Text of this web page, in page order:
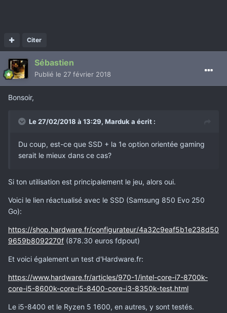
Citer
Sébastien
Publié le 27 février 2018
Bonsoir,
Le 27/02/2018 à 13:29, Marduka écrit :
Du coup, est-ce que SSD + la 1e option orientée gaming
serait le mieux dans ce cas?
Si ton utilisation est principalement le jeu, alors oui.
Voici le lien réactualisé avec le SSD (Samsung 850 Evo 250
Go):
https://shop.hardware.fr/configurateur/4a32c9eaf5b1e238d50
9659b8092270f (878.30 euros fdpout)
Et voici également un test d'Hardware.fr:
https://www.hardware.fr/articles/970-1/intel-core-i7-8700k-
core-i5-8600k-core-i5-8400-core-i3-8350k-test.html
Le i5-8400 et le Ryzen 5 1600, en autres, y sont testés.